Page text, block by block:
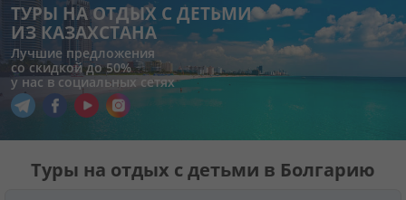
Цены на туры
Страны
Туры
ТУРЫ НА ОТДЫХ С ДЕТЬМИ
ИЗ КАЗАХСТАНА
Лучшие предложения
со скидкой до 50%
у нас в социальных сетях
Перейти в наш Telegram
Перейти в наш Facebook
Перейти в наш YouTube
Перейти в наш Instagram
Туры на отдых с детьми в Болгарию